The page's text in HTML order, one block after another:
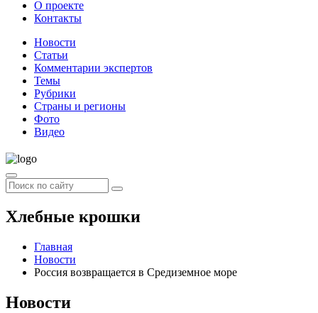
О проекте
Контакты
Новости
Статьи
Комментарии экспертов
Темы
Рубрики
Страны и регионы
Фото
Видео
Хлебные крошки
Главная
Новости
Россия возвращается в Средиземное море
Новости